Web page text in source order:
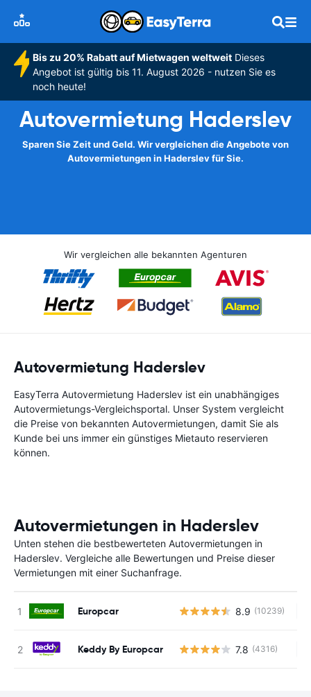
Bis zu 20% Rabatt auf Mietwagen weltweitDieses
Angebot ist gültig bis 11. August 2026 - nutzen Sie es
noch heute!
Autovermietung Haderslev
Sparen Sie Zeit und Geld. Wir vergleichen die Angebote von
Autovermietungen in Haderslev für Sie.
Wir vergleichen alle bekannten Agenturen
Autovermietung Haderslev
EasyTerra Autovermietung Haderslev ist ein unabhängiges
Autovermietungs-Vergleichsportal. Unser System vergleicht
die Preise von bekannten Autovermietungen, damit Sie als
Kunde bei uns immer ein günstiges Mietauto reservieren
können.
Autovermietungen in Haderslev
Unten stehen die bestbewerteten Autovermietungen in
Haderslev. Vergleiche alle Bewertungen und Preise dieser
Vermietungen mit einer Suchanfrage.
Europcar 8.9 (10239)
Keddy By Europcar 7.8 (4316)